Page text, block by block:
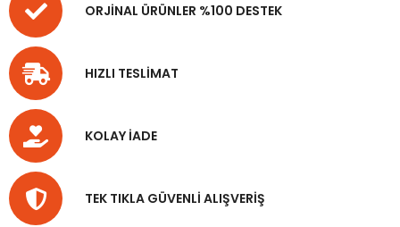
ORJİNAL ÜRÜNLER %100 DESTEK
HIZLI TESLİMAT
KOLAY İADE
TEK TIKLA GÜVENLİ ALIŞVERİŞ